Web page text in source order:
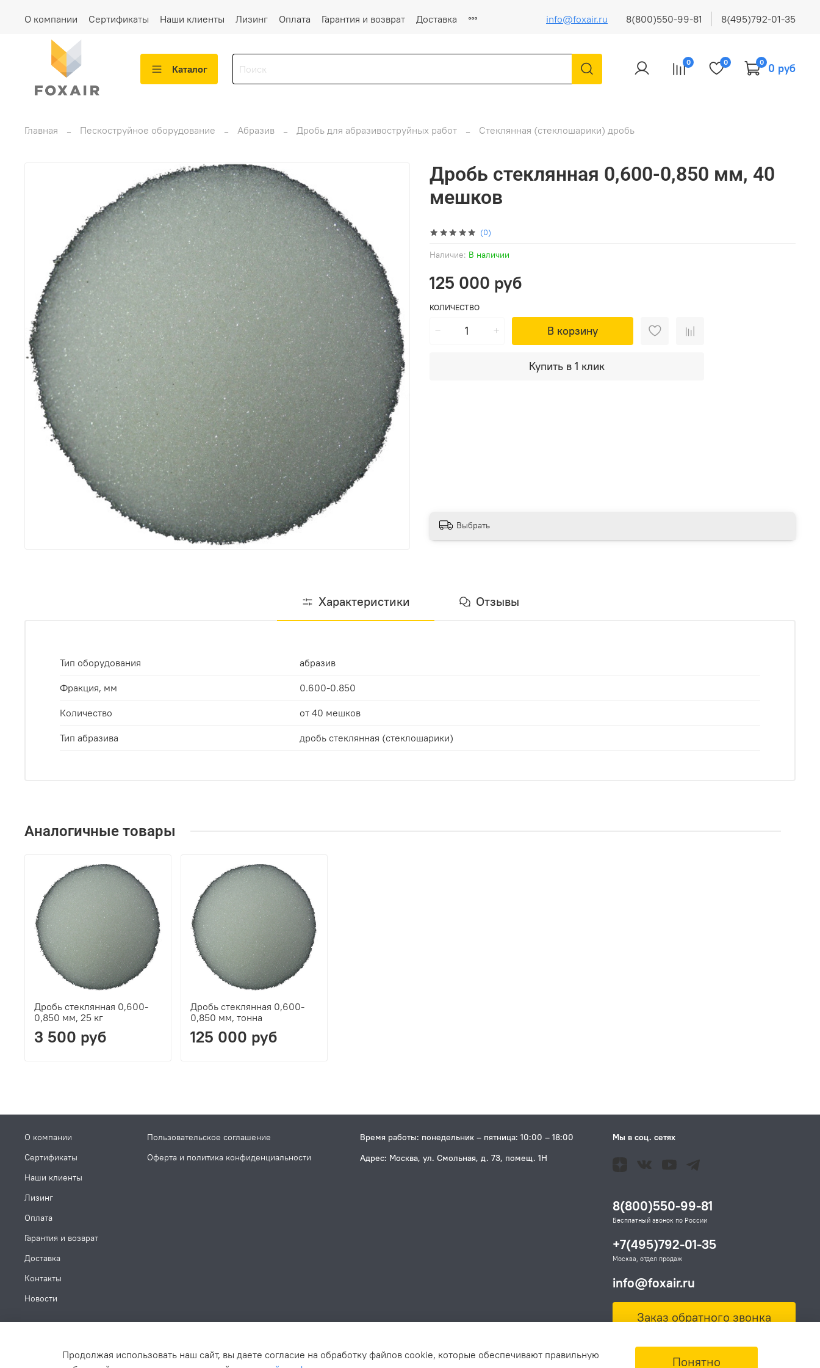
О компании Сертификаты Наши клиенты Лизинг Оплата Гарантия и возврат Доставка info@foxair.ru 8(800)550-99-81 8(495)792-01-35
Каталог
0 0 0 0 руб
Главная Пескоструйное оборудование Абразив Дробь для абразивоструйных работ Стеклянная (стеклошарики) дробь
(0)
Наличие: В наличии
Дробь стеклянная 0,600-0,850 мм, 40
мешков
125 000 руб
КОЛИЧЕСТВО
В корзину
Купить в 1 клик
Выбрать
Характеристики Отзывы
Тип оборудования абразив
Фракция, мм 0.600-0.850
Количество от 40 мешков
Тип абразива дробь стеклянная (стеклошарики)
Аналогичные товары
Дробь стеклянная 0,600-
0,850 мм, 25 кг
3 500 руб
Дробь стеклянная 0,600-
0,850 мм, тонна
125 000 руб
О компании
Сертификаты
Наши клиенты
Лизинг
Оплата
Гарантия и возврат
Доставка
Контакты
Новости
Пользовательское соглашение
Оферта и политика конфиденциальности
Время работы: понедельник – пятница: 10:00 – 18:00
Адрес: Москва, ул. Смольная, д. 73, помещ. 1Н
Мы в соц. сетях
8(800)550-99-81
Бесплатный звонок по России
+7(495)792-01-35
Москва, отдел продаж
info@foxair.ru
Заказ обратного звонка
Продолжая использовать наш сайт, вы даете согласие на обработку файлов cookie, которые обеспечивают правильную
Понятно